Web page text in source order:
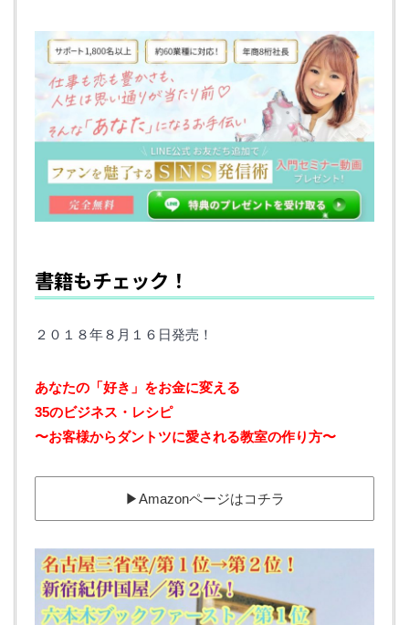
書籍もチェック！
２０１８年８月１６日発売！
あなたの「好き」をお金に変える‬ ‪
35のビジネス・レシピ‬
‪〜お客様からダントツに愛される教室の作り方〜
▶︎Amazonページはコチラ